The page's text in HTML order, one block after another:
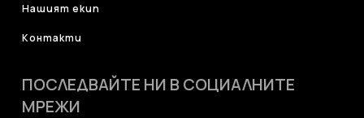
Нашият екип
Контакти
ПОСЛЕДВАЙТЕ НИ В СОЦИАЛНИТЕ
МРЕЖИ